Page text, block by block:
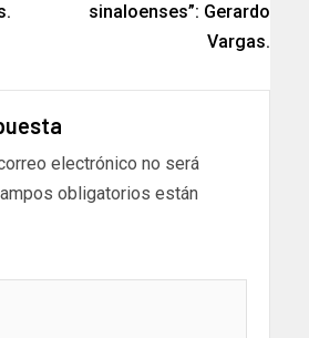
sinaloenses”: Gerardo
Vargas.
electrónico no será
obligatorios están